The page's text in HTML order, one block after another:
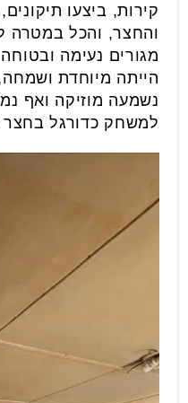
קירות, ביצעו
והחצר, והכל במטרה
מגורים נעימה
הייתה מיוחדת
נשמעה מוזיקה ואף
למשחק כדורגל בחצר